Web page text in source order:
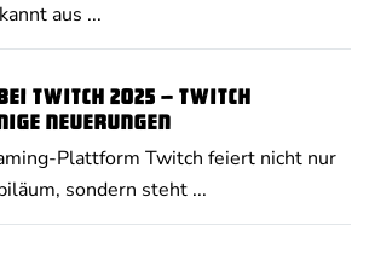
aus ...
Twitch 2025 – Twitch
Neuerungen
Plattform Twitch feiert nicht nur
sondern steht ...